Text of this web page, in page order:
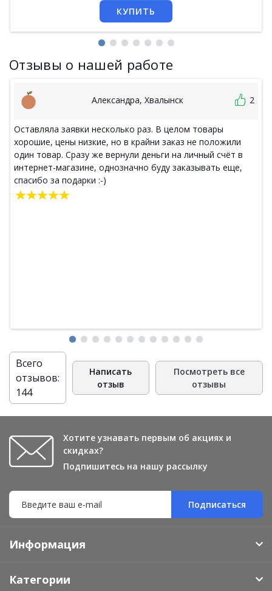
КУПИТЬ
Отзывы о нашей работе
Александра, Хвалынск 2
Оставляла заявки несколько раз. В целом товары
хорошие, цены низкие, но в крайни заказ не положили
один товар. Сразу же вернули деньги на личный счёт в
интернет-магазине, однозначно буду заказывать еще,
спасибо за подарки :-)
Всего
отзывов:
144
Написать
отзыв
Посмотреть все
отзывы
Хотите узнавать первым об акциях и
скидках?
Подпишитесь на нашу рассылку
Подписаться
Информация
Категории